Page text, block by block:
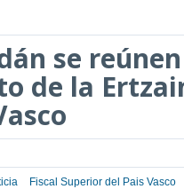
se
de la
Fiscal Superior del Pais Vasco